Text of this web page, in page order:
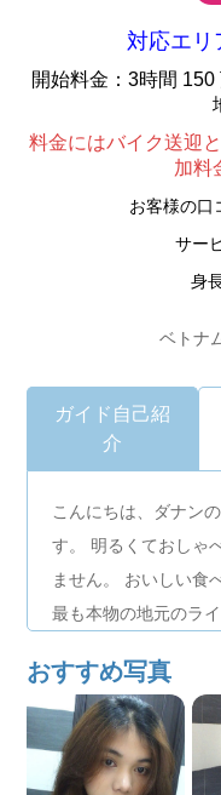
対応エリ
開始料金：3時間
料金にはバイク送迎
加料
お客様の口
サー
身
ベトナ
ガイド自己紹
介
こんにちは、ダナン
す。 明るくておしゃ
ません。 おいしい食
最も本物の地元のラ
ラックスして幸せな
おすすめ写真